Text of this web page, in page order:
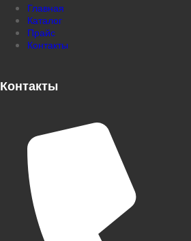
Главная
Каталог
Прайс
Контакты
Контакты